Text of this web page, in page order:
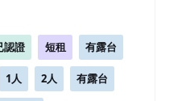
認證 短租 有露台
1人 2人 有露台